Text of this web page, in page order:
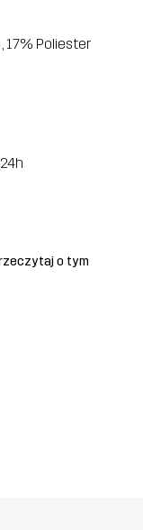
17% Poliester
o tym